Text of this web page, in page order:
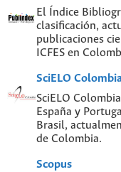
El Índice
clasificación,
publicaciones
ICFES en
SciELO Colombia
SciELO
España y
Brasil,
de Colombia.
Scopus